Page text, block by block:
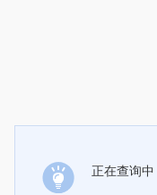
正在查询